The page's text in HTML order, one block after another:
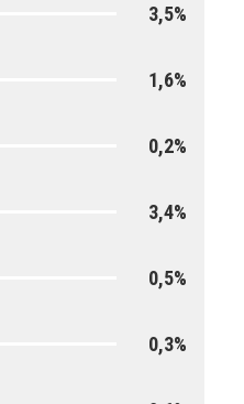
3,5%
1,6%
0,2%
3,4%
0,5%
0,3%